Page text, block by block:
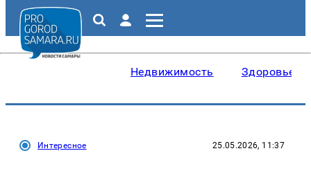
Недвижимость Здоровье
Интересное 25.05.2026, 11:37